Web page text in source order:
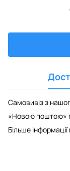
Самовивіз з
«Новою поштою»
Більше